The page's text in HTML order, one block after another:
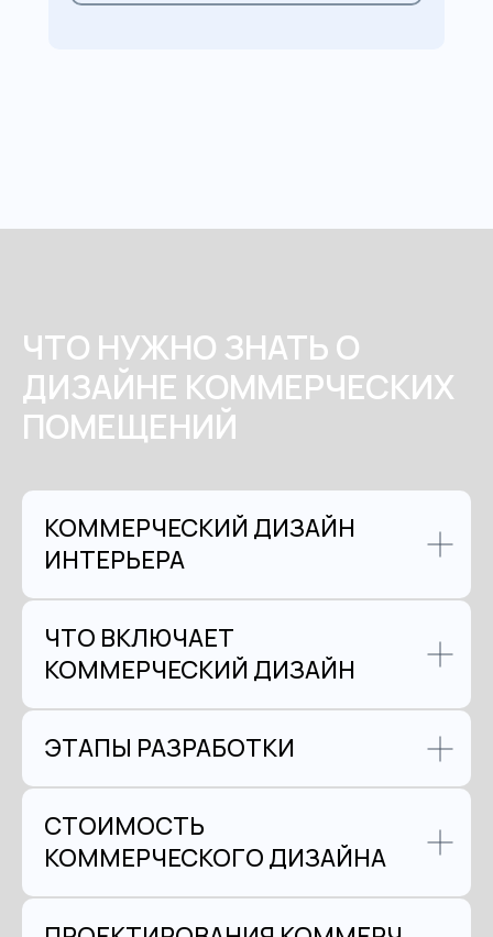
ЧТО НУЖНО ЗНАТЬ О
ДИЗАЙНЕ КОММЕРЧЕСКИХ
ПОМЕЩЕНИЙ
КОММЕРЧЕСКИЙ ДИЗАЙН
ИНТЕРЬЕРА
ЧТО ВКЛЮЧАЕТ
КОММЕРЧЕСКИЙ ДИЗАЙН
ЭТАПЫ РАЗРАБОТКИ
СТОИМОСТЬ
КОММЕРЧЕСКОГО ДИЗАЙНА